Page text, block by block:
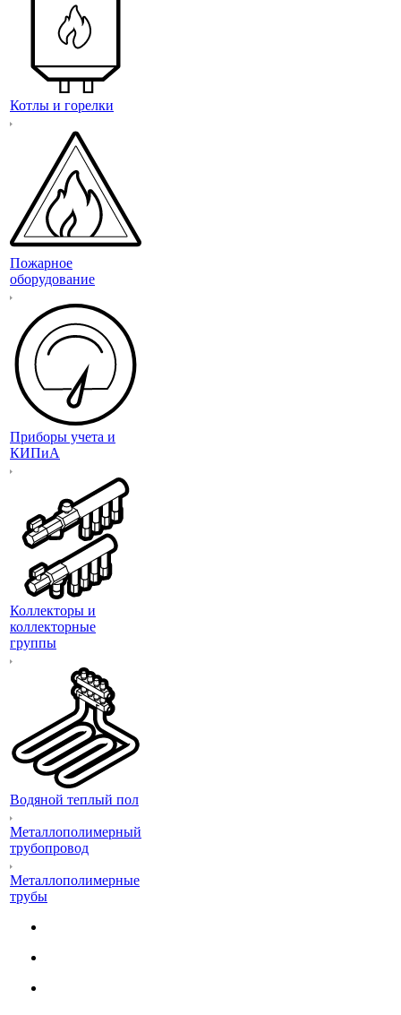
Котлы и горелки
Пожарное
оборудование
Приборы учета и
КИПиА
Коллекторы и
коллекторные
группы
Водяной теплый пол
Металлополимерный
трубопровод
Металлополимерные
трубы